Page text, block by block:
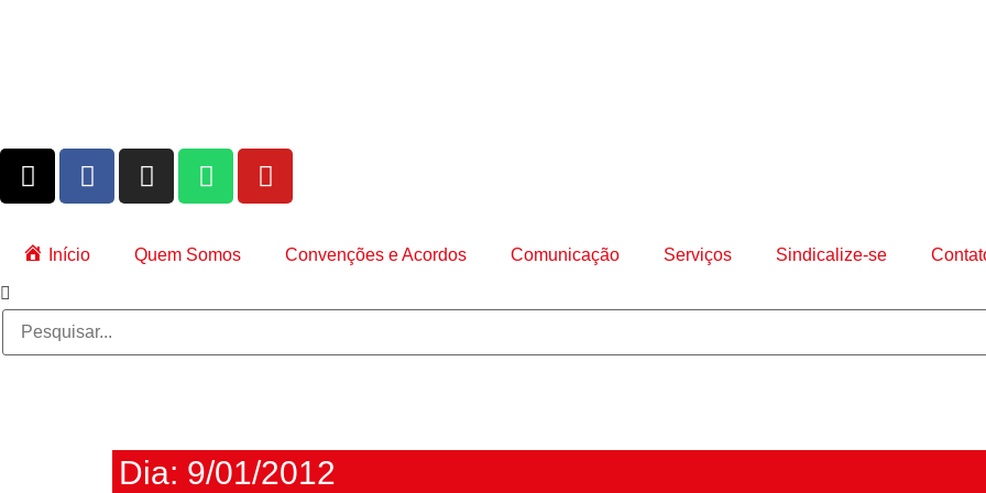
Início Quem Somos Convenções e Acordos Comunicação Serviços Sindicalize-se
Dia: 9/01/2012